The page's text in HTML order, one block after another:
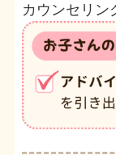
カウンセリン